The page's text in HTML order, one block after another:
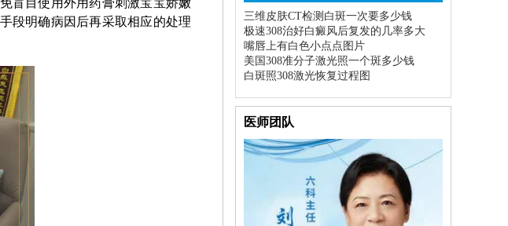
盲目使用外用药膏刺激宝宝娇嫩
段明确病因后再采取相应的处理
三维皮肤CT检测白斑一次要多少钱
极速308治好白癜风后复发的几率多大
嘴唇上有白色小点点图片
美国308准分子激光照一个斑多少钱
白斑照308激光恢复过程图
医师团队